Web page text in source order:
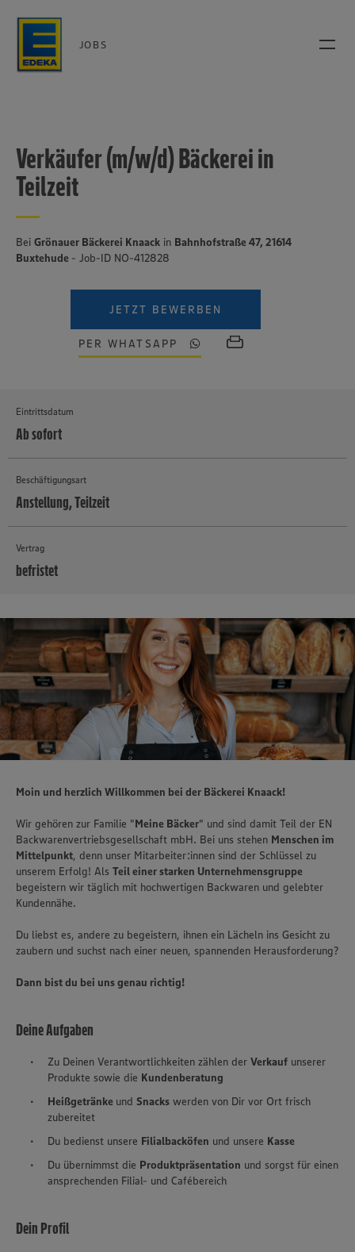
JOBS
Verkäufer (m/w/d) Bäckerei in
Teilzeit
Bei Grönauer Bäckerei Knaack in Bahnhofstraße 47, 21614
Buxtehude - Job-ID NO-412828
JETZT BEWERBEN
PER WHATSAPP
Eintrittsdatum
Ab sofort
Beschäftigungsart
Anstellung, Teilzeit
Vertrag
befristet
Moin und herzlich Willkommen bei der Bäckerei Knaack!
Wir gehören zur Familie "Meine Bäcker" und sind damit Teil der EN
Backwarenvertriebsgesellschaft mbH. Bei uns stehen Menschen im
Mittelpunkt, denn unser Mitarbeiter:innen sind der Schlüssel zu
unserem Erfolg! Als Teil einer starken Unternehmensgruppe
begeistern wir täglich mit hochwertigen Backwaren und gelebter
Kundennähe.
Du liebst es, andere zu begeistern, ihnen ein Lächeln ins Gesicht zu
zaubern und suchst nach einer neuen, spannenden Herausforderung?
Dann bist du bei uns genau richtig!
Deine Aufgaben
Zu Deinen Verantwortlichkeiten zählen der Verkauf unserer
Produkte sowie die Kundenberatung
Heißgetränke und Snacks werden von Dir vor Ort frisch
zubereitet
Du bedienst unsere Filialbacköfen und unsere Kasse
Du übernimmst die Produktpräsentation und sorgst für einen
ansprechenden Filial- und Cafébereich
Dein Profil